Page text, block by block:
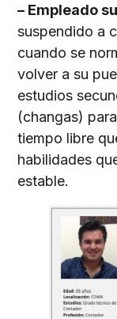
– Empleado
suspendido a
cuando se
volver a su
estudios
(changas)
tiempo libre
habilidades
estable.